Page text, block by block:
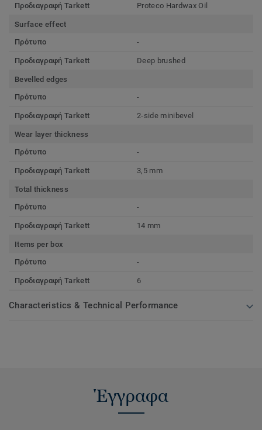
Προδιαγραφή Tarkett Proteco Hardwax Oil
Surface effect
Πρότυπο
-
Προδιαγραφή Tarkett Deep brushed
Bevelled edges
Πρότυπο
-
Προδιαγραφή Tarkett 2-side minibevel
Wear layer thickness
Πρότυπο
-
Προδιαγραφή Tarkett 3,5 mm
Total thickness
Πρότυπο
-
Προδιαγραφή Tarkett 14 mm
Items per box
Πρότυπο
-
Προδιαγραφή Tarkett 6
Characteristics & Technical Performance
Έγγραφα